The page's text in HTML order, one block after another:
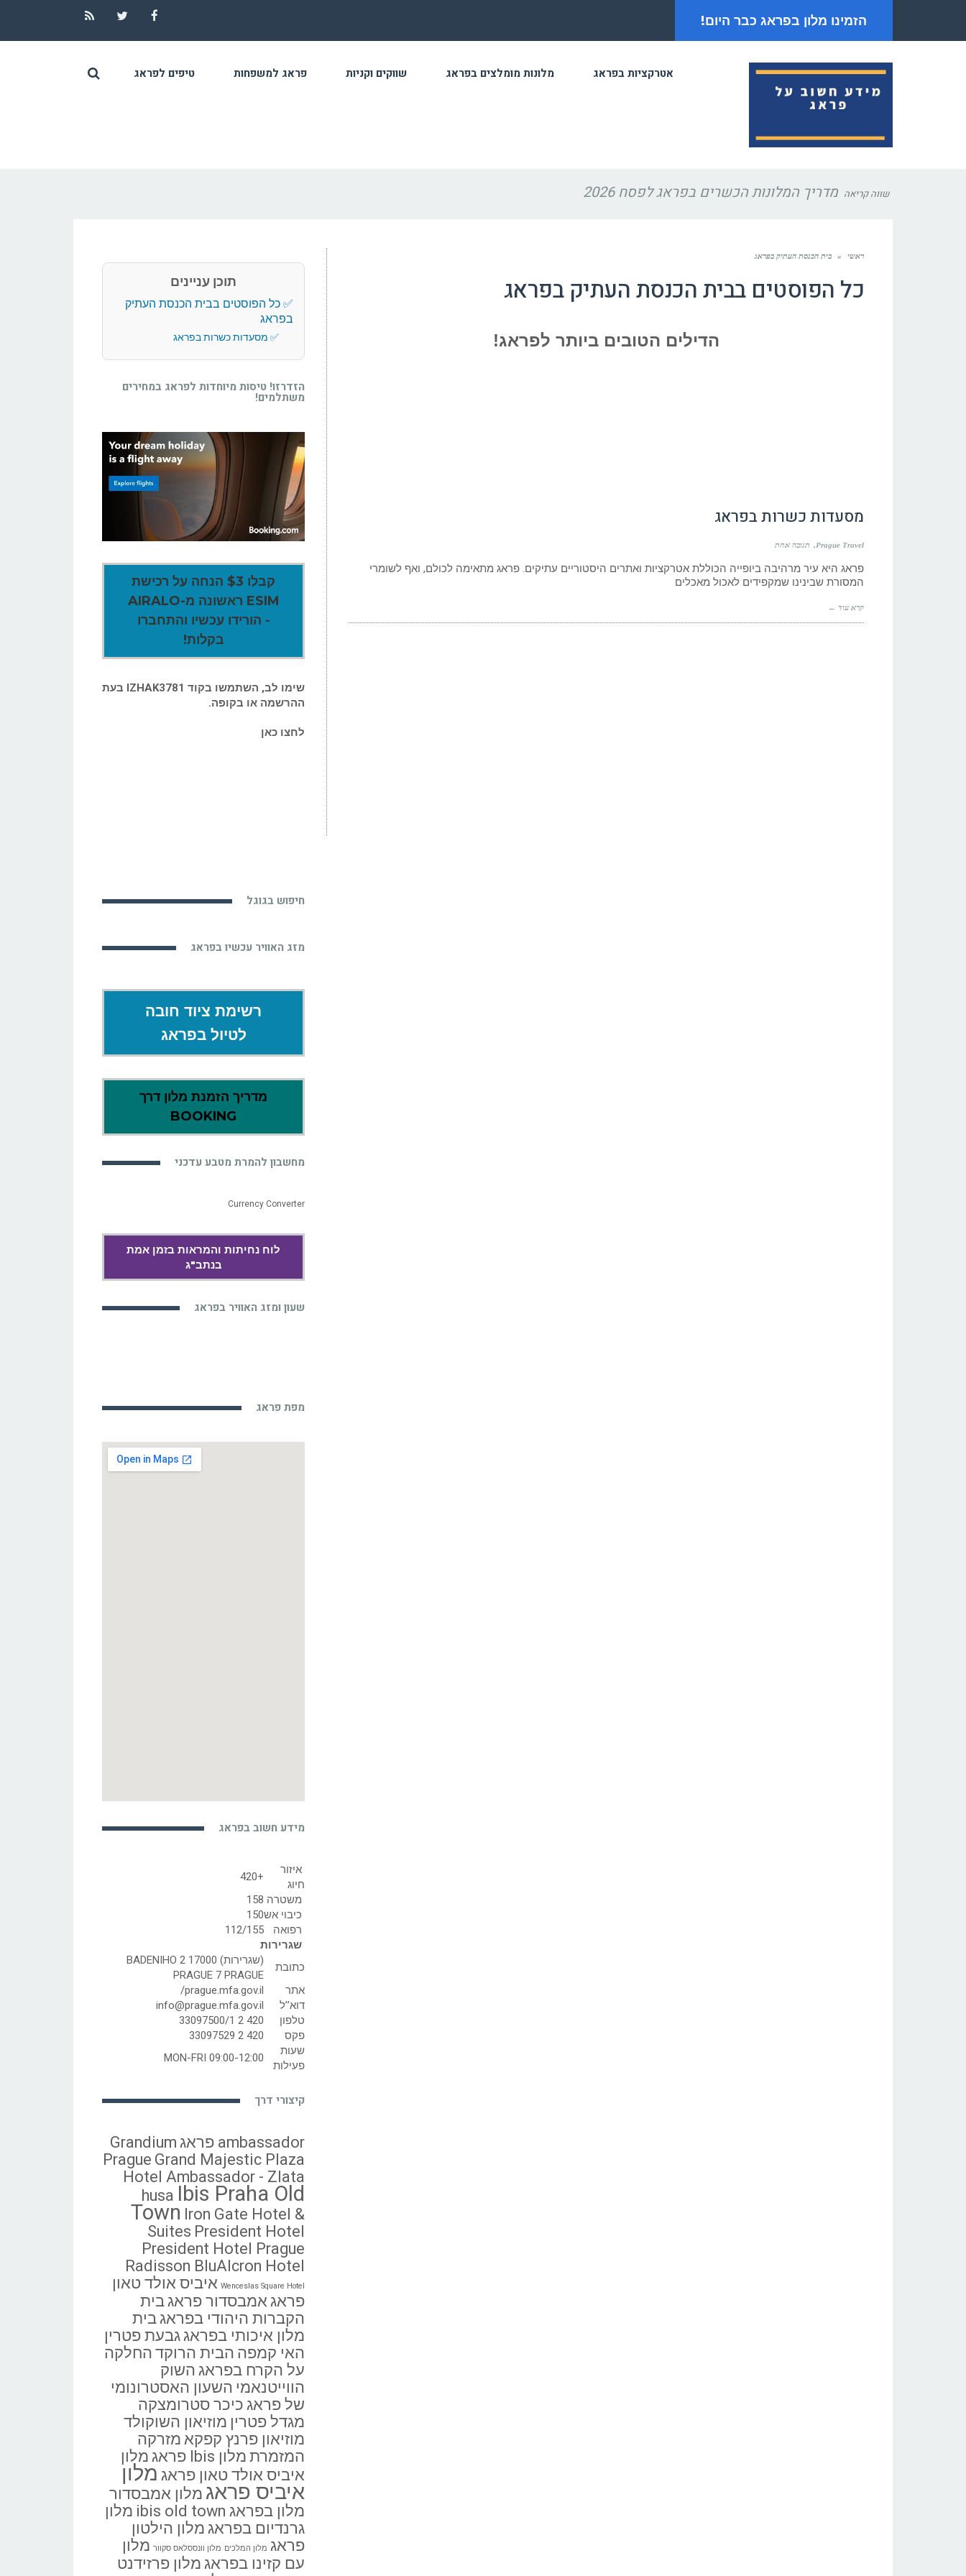
הזמינו מלון בפראג כבר היום!
אטרקציות בפראג מלונות מומלצים בפראג שווקים וקניות פראג למשפחות טיפים לפראג
שווה קריאה מדריך המלונות הכשרים בפראג לפסח 2026
ראשי » בית הכנסת העתיק בפראג
כל הפוסטים בבית הכנסת העתיק בפראג
הדילים הטובים ביותר לפראג!
מסעדות כשרות בפראג
Prague Travel תגובה אחת
פראג היא עיר מרהיבה ביופייה הכוללת אטרקציות ואתרים היסטוריים עתיקים. פראג מתאימה לכולם, ואף לשומרי
המסורת שבינינו שמקפידים לאכול מאכלים
קרא עוד ←
תוכן עניינים
כל הפוסטים בבית הכנסת העתיק
בפראג
מסעדות כשרות בפראג
הזדרזו! טיסות מיוחדות לפראג במחירים
משתלמים!
קבלו $3 הנחה על רכישת
ESIM ראשונה מ-AIRALO
- הורידו עכשיו והתחברו
בקלות!
שימו לב, השתמשו בקוד IZHAK3781 בעת
ההרשמה או בקופה.
לחצו כאן
חיפוש בגוגל
מזג האוויר עכשיו בפראג
רשימת ציוד חובה
לטיול בפראג
מדריך הזמנת מלון דרך
BOOKING
מחשבון להמרת מטבע עדכני
Currency Converter
לוח נחיתות והמראות בזמן אמת
בנתב"ג
שעון ומזג האוויר בפראג
מפת פראג
מידע חשוב בפראג
איזור
חיוג
+420
משטרה 158
כיבוי אש150
רפואה
112/155
שגרירות
כתובת
(שגרירות) BADENIHO 2 17000
PRAGUE 7 PRAGUE
אתר
prague.mfa.gov.il/
דוא’’ל
info@prague.mfa.gov.il
טלפון
420 2 33097500/1
פקס
420 2 33097529
שעות
פעילות
MON-FRI 09:00-12:00
קיצורי דרך
ambassador פראג
Grandium
Prague Grand Majestic Plaza
Hotel Ambassador - Zlata
husa Ibis Praha Old
Town Iron Gate Hotel &
Suites President Hotel
President Hotel Prague
Radisson BluAlcron Hotel
Wenceslas Square Hotel איביס אולד טאון
פראגאמבסדור פראגבית
הקברות היהודי בפראגבית
מלון איכותי בפראגגבעת פטרין
האי קמפה הבית הרוקד החלקה
על הקרח בפראג השוק
הווייטנאמי השעון האסטרונומי
של פראג כיכר סטרומצקה
מגדל פטרין מוזיאון השוקולד
מוזיאון פרנץ קפקא מזרקה
המזמרת מלון Ibis פראג
מלון
איביס אולד טאון פראג מלון
איביס פראג מלון אמבסדור
מלון בפראג ibis old town
מלון
גרנדיום בפראג מלון הילטון
פראג מלון המלכים מלון וונססלאס סקוור מלון
עם קזינו בפראג מלון פרזידנט